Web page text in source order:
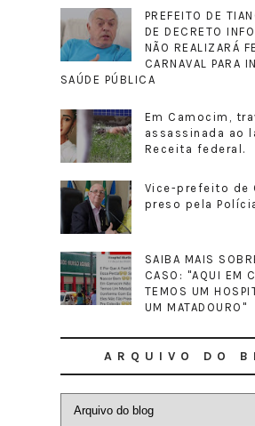
PREFEITO DE
DE DECRETO
NÃO REALIZARÁ
CARNAVAL PARA
SAÚDE PÚBLICA
Em Camocim,
assassinada ao
Receita federal.
Vice-prefeito de
preso pela
SAIBA MAIS
CASO: "AQUI EM
TEMOS UM
UM MATADOURO"
ARQUIVO DO